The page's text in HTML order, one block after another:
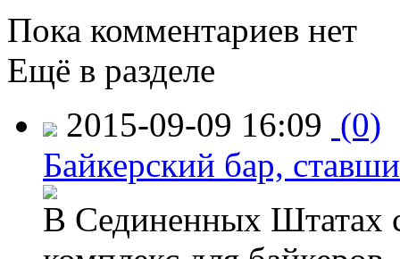
Пока комментариев нет
Ещё в разделе
2015-09-09 16:09 (0)
Байкерский бар,
В Сединенных Штатах